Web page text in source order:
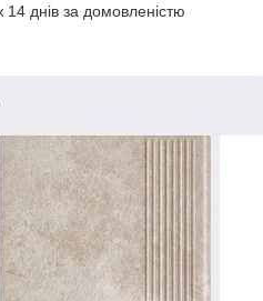
днів за домовленістю